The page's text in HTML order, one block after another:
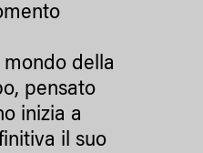
della
pensato
inizia a
il suo